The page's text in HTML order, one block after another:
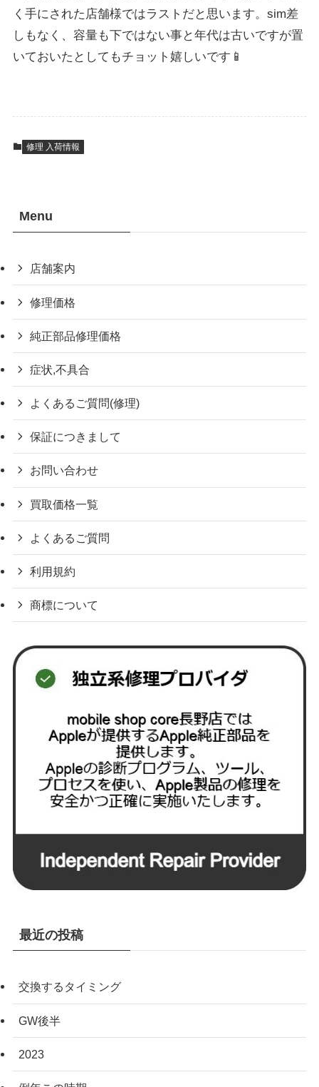
く手にされた店舗様ではラストだと思います。sim差
しもなく、容量も下ではない事と年代は古いですが置
いておいたとしてもチョット嬉しいです📱
修理 入荷情報
Menu
店舗案内
修理価格
純正部品修理価格
症状,不具合
よくあるご質問(修理)
保証につきまして
お問い合わせ
買取価格一覧
よくあるご質問
利用規約
商標について
最近の投稿
交換するタイミング
GW後半
2023